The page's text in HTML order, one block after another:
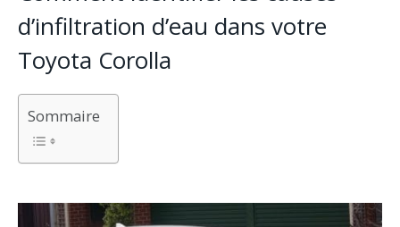
d’infiltration d’eau dans votre
Toyota Corolla
Sommaire